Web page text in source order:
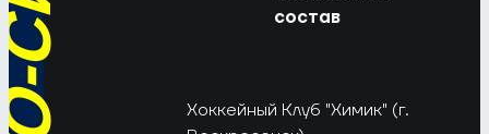
состав
Хоккейный Клуб "Химик" (г.